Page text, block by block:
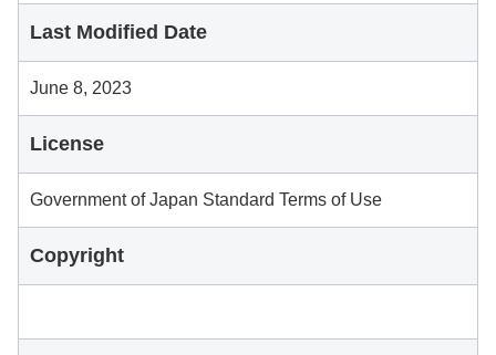
Last Modified Date
June 8, 2023
License
Government of Japan Standard Terms of Use
Copyright